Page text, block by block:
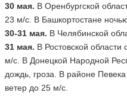
30 мая. В Оренбургской
23 м/с. В Башкортостане
30-31 мая. В Челябинской
31 мая. В Ростовской
м/с. В Донецкой Народной
дождь, гроза. В районе
ветер до 25 м/с.